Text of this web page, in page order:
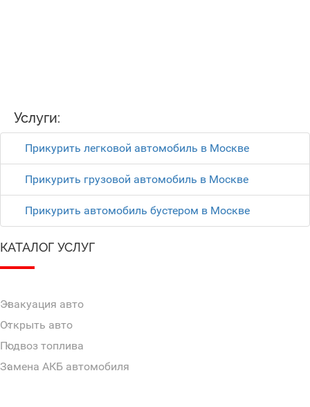
Услуги:
Прикурить легковой автомобиль в Москве
Прикурить грузовой автомобиль в Москве
Прикурить автомобиль бустером в Москве
КАТАЛОГ УСЛУГ
Эвакуация авто
Открыть авто
Подвоз топлива
Замена АКБ автомобиля